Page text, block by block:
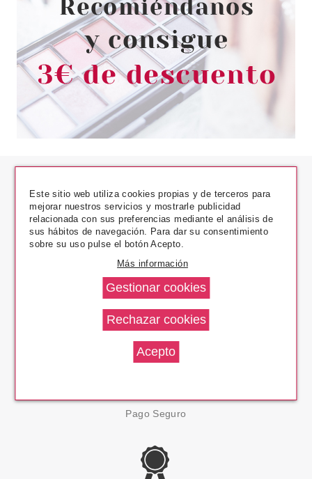
Los Precios Más Bajos
Pago Seguro
Este sitio web utiliza cookies propias y de terceros para
mejorar nuestros servicios y mostrarle publicidad
relacionada con sus preferencias mediante el análisis de
sus hábitos de navegación. Para dar su consentimiento
sobre su uso pulse el botón Acepto.
Más información